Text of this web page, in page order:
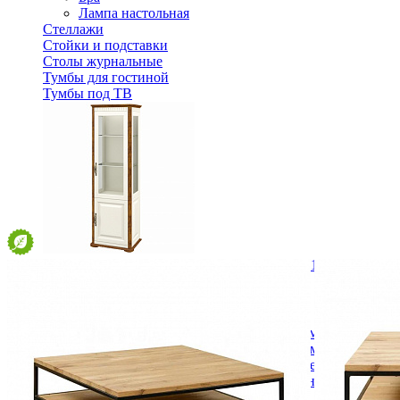
Лампа настольная
Стеллажи
Стойки и подставки
Столы журнальные
Тумбы для гостиной
Тумбы под ТВ
Шкаф комбинированный Марсель МН-126-11
Деревянные кровати с подъемным механизмом
Кровати односпальные с подъемным механизмом
Кровати двуспальные с подъемным механизмом
Кровати полутороспальные с подъемным